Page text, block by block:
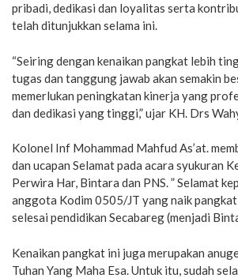
pribadi, dedikasi dan loyalitas serta
telah ditunjukkan selama ini.
“Seiring dengan kenaikan pangkat lebih
tugas dan tanggung jawab akan semakin
memerlukan peningkatan kinerja yang
dan dedikasi yang tinggi,” ujar KH. Drs
Kolonel Inf Mohammad Mahfud As’at.
dan ucapan Selamat pada acara syukuran
Perwira Har, Bintara dan PNS. ” Selamat
anggota Kodim 0505/JT yang naik
selesai pendidikan Secabareg (menjadi
Kenaikan pangkat ini juga merupakan
Tuhan Yang Maha Esa. Untuk itu, sudah